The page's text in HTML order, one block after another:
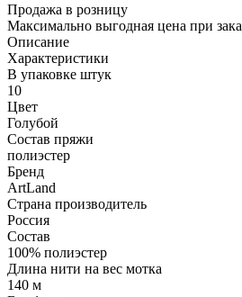
Продажа в розницу
Максимально выгодная цена при
Описание
Характеристики
В упаковке штук
10
Цвет
Голубой
Состав пряжи
полиэстер
Бренд
ArtLand
Страна производитель
Россия
Состав
100% полиэстер
Длина нити на вес мотка
140 м